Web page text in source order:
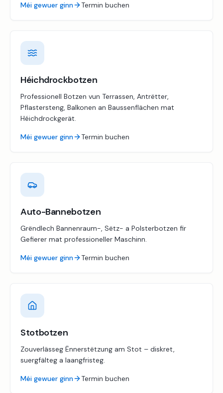
Méi gewuer ginn Termin buchen
Héichdrockbotzen
Professionell Botzen vun Terrassen, Antrëtter,
Pflastersteng, Balkonen an Baussenflächen mat
Héichdrockgerät.
Méi gewuer ginn Termin buchen
Auto-Bannebotzen
Grëndlech Bannenraum-, Sëtz- a Polsterbotzen fir
Gefierer mat professioneller Maschinn.
Méi gewuer ginn Termin buchen
Stotbotzen
Zouverlässeg Ënnerstëtzung am Stot – diskret,
suergfälteg a laangfristeg.
Méi gewuer ginn Termin buchen